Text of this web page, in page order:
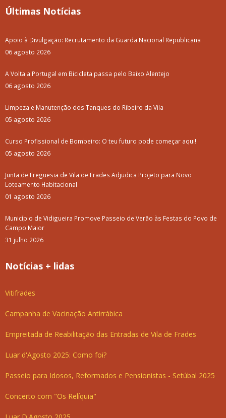
Últimas Notícias
Apoio à Divulgação: Recrutamento da Guarda Nacional Republicana
06 agosto 2026
A Volta a Portugal em Bicicleta passa pelo Baixo Alentejo
06 agosto 2026
Limpeza e Manutenção dos Tanques do Ribeiro da Vila
05 agosto 2026
Curso Profissional de Bombeiro: O teu futuro pode começar aqui!
05 agosto 2026
Junta de Freguesia de Vila de Frades Adjudica Projeto para Novo
Loteamento Habitacional
01 agosto 2026
Município de Vidigueira Promove Passeio de Verão às Festas do Povo de
Campo Maior
31 julho 2026
Notícias + lidas
Vitifrades
Campanha de Vacinação Antirrábica
Empreitada de Reabilitação das Entradas de Vila de Frades
Luar d'Agosto 2025: Como foi?
Passeio para Idosos, Reformados e Pensionistas - Setúbal 2025
Concerto com "Os Relíquia"